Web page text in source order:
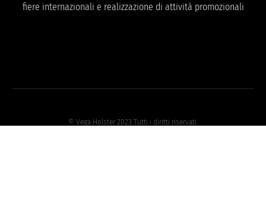
fiere internazionali e realizzazione di attività promozionali
© Vega Holster 2023 Tutti i diritti riservati.